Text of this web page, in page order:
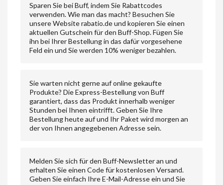
Sparen Sie bei Buff, indem Sie Rabattcodes
verwenden. Wie man das macht? Besuchen Sie
unsere Website rabatio.de und kopieren Sie einen
aktuellen Gutschein für den Buff-Shop. Fügen Sie
ihn bei Ihrer Bestellung in das dafür vorgesehene
Feld ein und Sie werden 10% weniger bezahlen.
Sie warten nicht gerne auf online gekaufte
Produkte? Die Express-Bestellung von Buff
garantiert, dass das Produkt innerhalb weniger
Stunden bei Ihnen eintrifft. Geben Sie Ihre
Bestellung heute auf und Ihr Paket wird morgen an
der von Ihnen angegebenen Adresse sein.
Melden Sie sich für den Buff-Newsletter an und
erhalten Sie einen Code für kostenlosen Versand.
Geben Sie einfach Ihre E-Mail-Adresse ein und Sie